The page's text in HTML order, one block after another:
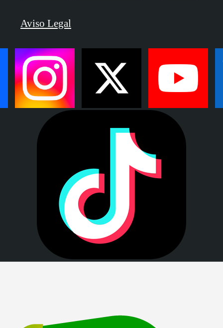
Aviso Legal